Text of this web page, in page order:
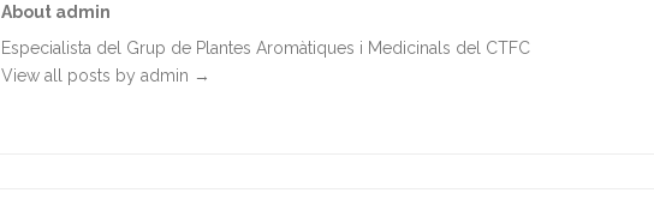
p
p
About admin
Especialista del Grup de Plantes Aromàtiques i Medicinals del CTFC
View all posts by admin →